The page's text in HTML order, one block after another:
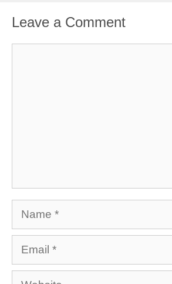
Leave a Comment
Name
Email
Website